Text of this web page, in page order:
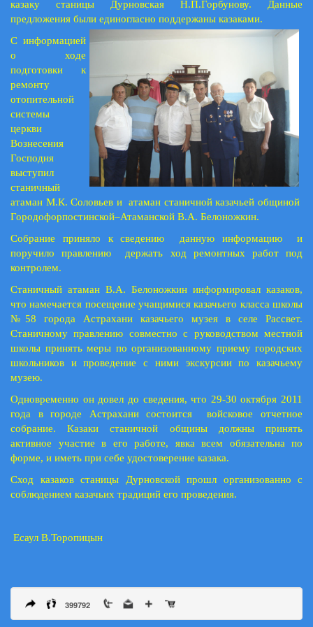
казаку станицы Дурновская Н.П.Горбунову. Данные
предложения были единогласно поддержаны казаками.
С информацией
о ходе
подготовки к
ремонту
отопительной
системы
церкви
Вознесения
Господня
выступил
станичный
атаман М.К. Соловьев и атаман станичной казачьей общиной
Городофорпостинской–Атаманской В.А. Белоножкин.
Собрание приняло к сведению данную информацию и
поручило правлению держать ход ремонтных работ под
контролем.
Станичный атаман В.А. Белоножкин информировал казаков,
что намечается посещение учащимися казачьего класса школы
№58 города Астрахани казачьего музея в селе Рассвет.
Станичному правлению совместно с руководством местной
школы принять меры по организованному приему городских
школьников и проведение с ними экскурсии по казачьему
музею.
Одновременно он довел до сведения, что 29-30 октября 2011
года в городе Астрахани состоится войсковое отчетное
собрание. Казаки станичной общины должны принять
активное участие в его работе, явка всем обязательна по
форме, и иметь при себе удостоверение казака.
Сход казаков станицы Дурновской прошл организованно с
соблюдением казачьих традиций его проведения.
Есаул В.Торопицын
399792